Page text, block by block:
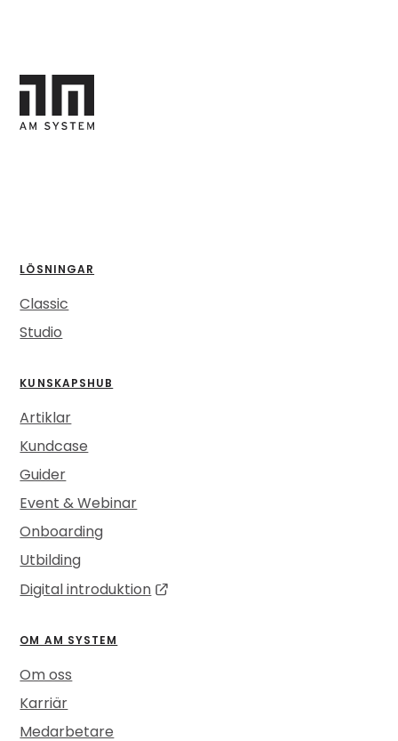
LÖSNINGAR
Classic
Studio
KUNSKAPSHUB
Artiklar
Kundcase
Guider
Event & Webinar
Onboarding
Utbilding
Digital introduktion
OM AM SYSTEM
Om oss
Karriär
Medarbetare